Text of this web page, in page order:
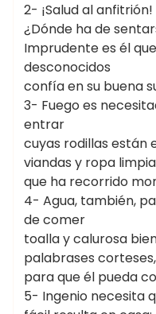
2- ¡Salud al
¿Dónde ha de
Imprudente es él
desconocidos
confía en su buena
3- Fuego es
entrar
cuyas rodillas están
viandas y ropa
que ha recorrido
4- Agua, también,
de comer
toalla y calurosa
palabrases
para que él pueda
5- Ingenio necesita